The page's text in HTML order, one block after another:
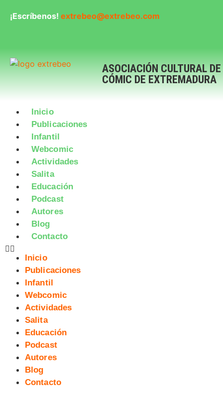
¡Escríbenos! extrebeo@extrebeo.com
ASOCIACIÓN CULTURAL
CÓMIC DE EXTREMADURA
Inicio
Publicaciones
Infantil
Webcomic
Actividades
Salita
Educación
Podcast
Autores
Blog
Contacto
Inicio
Publicaciones
Infantil
Webcomic
Actividades
Salita
Educación
Podcast
Autores
Blog
Contacto